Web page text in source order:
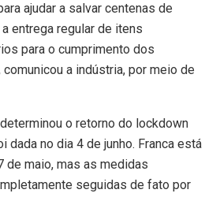
ajudar a salvar centenas de
entrega regular de itens
para o cumprimento dos
a indústria, por meio de
o retorno do lockdown
dada no dia 4 de junho. Franca está
de maio, mas as medidas
seguidas de fato por